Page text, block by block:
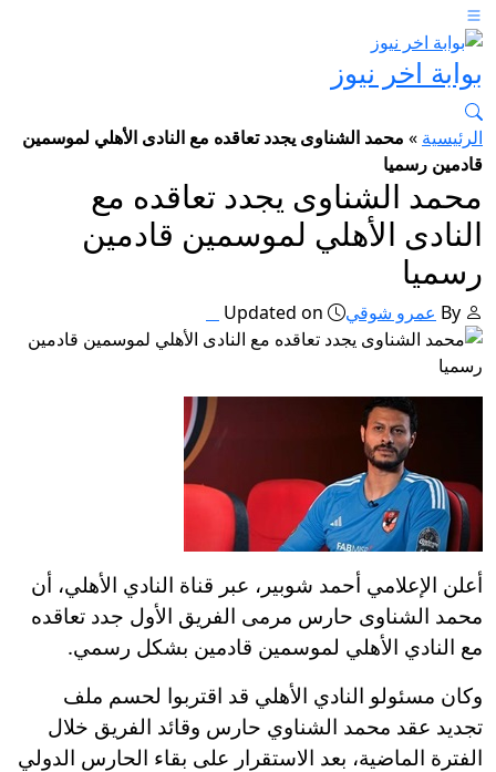
بوابة اخر نيوز
الرئيسية » محمد الشناوى يجدد تعاقده مع النادى الأهلي لموسمين
قادمين رسميا
محمد الشناوى يجدد تعاقده مع
النادى الأهلي لموسمين قادمين
رسميا
By عمرو شوقي Updated on
أعلن الإعلامي أحمد شوبير، عبر قناة النادي الأهلي، أن
محمد الشناوى حارس مرمى الفريق الأول جدد تعاقده
مع النادي الأهلي لموسمين قادمين بشكل رسمي.
وكان مسئولو النادي الأهلي قد اقتربوا لحسم ملف
تجديد عقد محمد الشناوي حارس وقائد الفريق خلال
الفترة الماضية، بعد الاستقرار على بقاء الحارس الدولي